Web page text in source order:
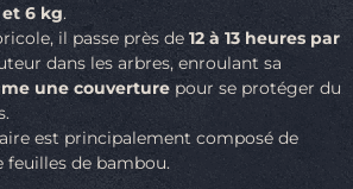
et 6 kg.
il passe près de 12 à 13 heures par
dans les arbres, enroulant sa
une couverture pour se protéger du
est principalement composé de
feuilles de bambou.